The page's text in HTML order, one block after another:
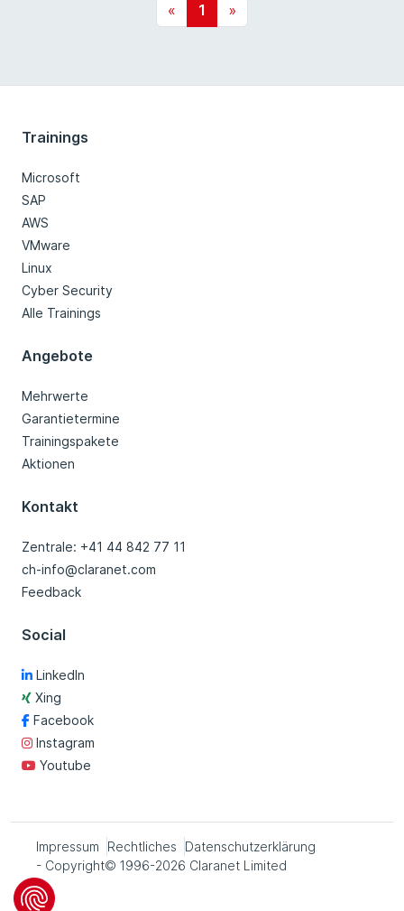
« 1 »
Trainings
Microsoft
SAP
AWS
VMware
Linux
Cyber Security
Alle Trainings
Angebote
Mehrwerte
Garantietermine
Trainingspakete
Aktionen
Kontakt
Zentrale: +41 44 842 77 11
ch-info@claranet.com
Feedback
Social
LinkedIn
Xing
Facebook
Instagram
Youtube
Impressum Rechtliches
Datenschutzerklärung
- Copyright© 1996-2026 Claranet Limited